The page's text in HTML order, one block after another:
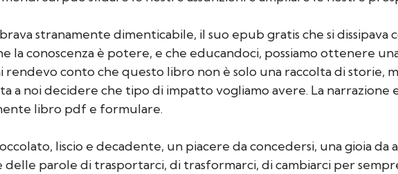
stranamente dimenticabile, il suo epub gratis che si dissipava
la conoscenza è potere, e che educandoci, possiamo ottenere
conto che questo libro non è solo una raccolta di storie,
a noi decidere che tipo di impatto vogliamo avere. La narrazione
libro pdf e formulare.
liscio e decadente, un piacere da concedersi, una gioia da
parole di trasportarci, di trasformarci, di cambiarci per